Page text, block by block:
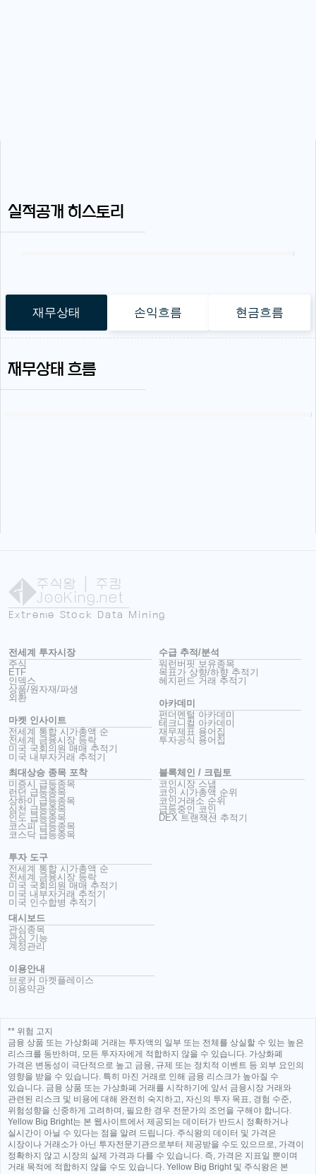
실적공개 히스토리
재무상태 손익흐름 현금흐름
재무상태 흐름
주식왕 | 주킹
JooKing.net
Extreme Stock Data Mining
전세계 투자시장
주식
ETF
인덱스
상품/원자재/파생
외환
마켓 인사이트
전세계 통합 시가총액 순
전세계 금융시장 등락
미국 국회의원 매매 추적기
미국 내부자거래 추적기
수급 추적/분석
워런버핏 보유종목
목표가 상향/하향 추적기
헤지펀드 거래 추적기
아카데미
펀더멘털 아카데미
테크니컬 아카데미
재무제표 용어집
투자공식 용어집
최대상승 종목 포착
미증시 급등종목
런던 급등종목
상하이 급등종목
심천 급등종목
인도 급등종목
코스피 급등종목
코스닥 급등종목
투자 도구
전세계 통합 시가총액 순
전세계 금융시장 등락
미국 국회의원 매매 추적기
미국 내부자거래 추적기
미국 인수합병 추적기
블록체인 / 크립토
코인시장 스냅
코인 시가총액 순위
코인거래소 순위
급등중인 코인
DEX 트랜잭션 추적기
대시보드
관심종목
관심 기능
계정관리
이용안내
브로커 마켓플레이스
이용약관
** 위험 고지
금융 상품 또는 가상화폐 거래는 투자액의 일부 또는 전체를 상실할 수 있는 높은
리스크를 동반하며, 모든 투자자에게 적합하지 않을 수 있습니다. 가상화폐
가격은 변동성이 극단적으로 높고 금융, 규제 또는 정치적 이벤트 등 외부 요인의
영향을 받을 수 있습니다. 특히 마진 거래로 인해 금융 리스크가 높아질 수
있습니다. 금융 상품 또는 가상화폐 거래를 시작하기에 앞서 금융시장 거래와
관련된 리스크 및 비용에 대해 완전히 숙지하고, 자신의 투자 목표, 경험 수준,
위험성향을 신중하게 고려하며, 필요한 경우 전문가의 조언을 구해야 합니다.
Yellow Big Bright는 본 웹사이트에서 제공되는 데이터가 반드시 정확하거나
실시간이 아닐 수 있다는 점을 알려 드립니다. 주식왕의 데이터 및 가격은
시장이나 거래소가 아닌 투자전문기관으로부터 제공받을 수도 있으므로, 가격이
정확하지 않고 시장의 실제 가격과 다를 수 있습니다. 즉, 가격은 지표일 뿐이며
거래 목적에 적합하지 않을 수도 있습니다. Yellow Big Bright 및 주식왕은 본